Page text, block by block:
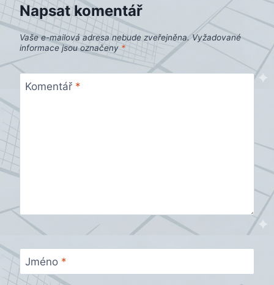
Napsat komentář
Vaše e-mailová adresa nebude zveřejněna. Vyžadované
informace jsou označeny *
Komentář *
Jméno *